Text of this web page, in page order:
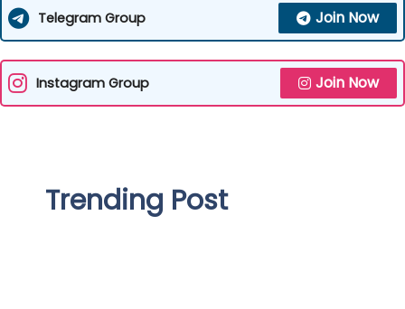
Telegram Group Join Now
Instagram Group Join Now
Trending Post